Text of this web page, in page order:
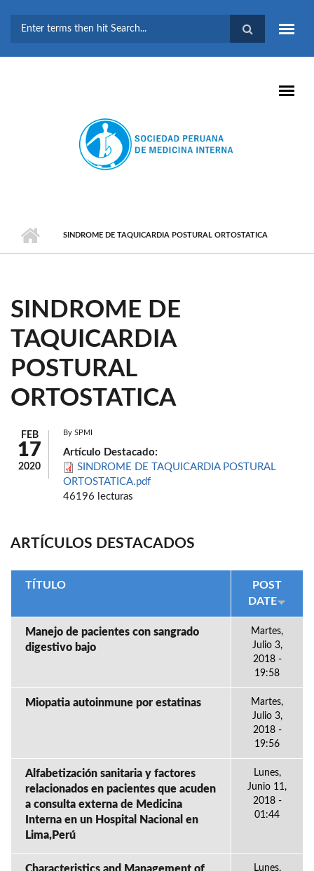
BÚSQUEDA
SINDROME DE TAQUICARDIA POSTURAL ORTOSTATICA
SINDROME DE
TAQUICARDIA
POSTURAL
ORTOSTATICA
FEB
17
2020
By SPMI
Artículo Destacado:
SINDROME DE TAQUICARDIA POSTURAL
ORTOSTATICA.pdf
46196 lecturas
ARTÍCULOS DESTACADOS
TÍTULO
POST
DATE
Manejo de pacientes con sangrado
digestivo bajo
Martes,
Julio 3,
2018 -
19:58
Miopatia autoinmune por estatinas
Martes,
Julio 3,
2018 -
19:56
Alfabetización sanitaria y factores
relacionados en pacientes que acuden
a consulta externa de Medicina
Interna en un Hospital Nacional en
Lima,Perú
Lunes,
Junio 11,
2018 -
01:44
Lunes,